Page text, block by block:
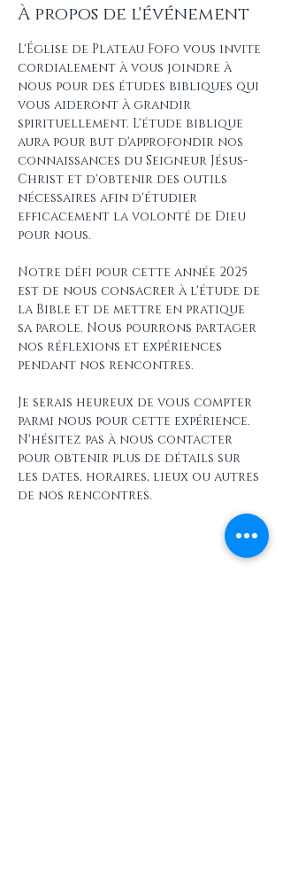
À propos de l'événement
L'Église de Plateau Fofo vous invite
cordialement à vous joindre à
nous pour des études bibliques qui
vous aideront à grandir
spirituellement. L'étude biblique
aura pour but d'approfondir nos
connaissances du Seigneur Jésus-
Christ et d'obtenir des outils
nécessaires afin d'étudier
efficacement la volonté de Dieu
pour nous.
Notre défi pour cette année 2025
est de nous consacrer à l'étude de
la Bible et de mettre en pratique
sa parole. Nous pourrons partager
nos réflexions et expériences
pendant nos rencontres.
Je serais heureux de vous compter
parmi nous pour cette expérience.
N'hésitez pas à nous contacter
pour obtenir plus de détails sur
les dates, horaires, lieux ou autres
de nos rencontres.